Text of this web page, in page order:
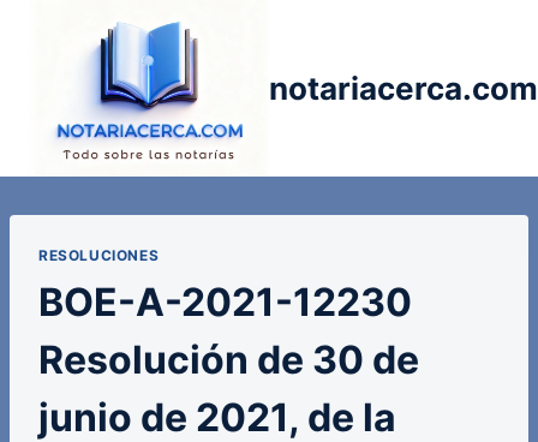
notariacerca.com
RESOLUCIONES
BOE-A-2021-12230
Resolución de 30 de
junio de 2021, de la